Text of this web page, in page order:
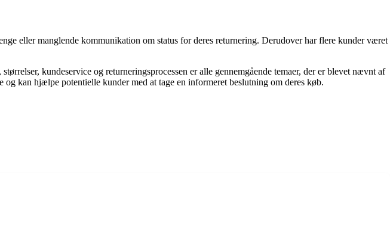
eller manglende kommunikation om status for deres returnering. Derudover har flere kunder været
kundeservice og returneringsprocessen er alle gennemgående temaer, der er blevet nævnt af
kan hjælpe potentielle kunder med at tage en informeret beslutning om deres køb.